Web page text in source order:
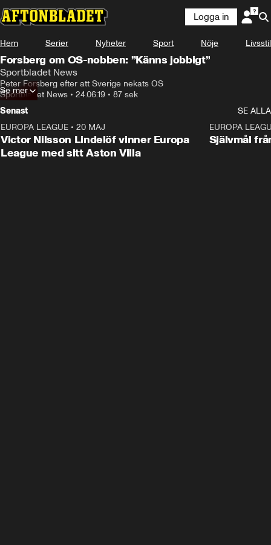
Logga in
Hem Serier Nyheter Sport Nöje Livsstil
Forsberg om OS-nobben: ”Känns jobbigt”
Sportbladet News
Peter Forsberg efter att Sverige nekats OS
Sportbladet News • 24.06.19 • 87 sek
Se mer
Senast
SE ALLA
EUROPA LEAGUE • 20 MAJ
Victor Nilsson Lindelöf vinner Europa
League med sitt Aston Villa
EUROPA
Självmål